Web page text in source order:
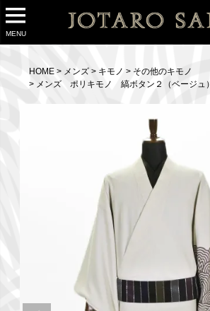
MENU
HOME メンズ キモノ
その他のキモノ
メンズ ポリキモノ 縞ボタン２（ベージュ）